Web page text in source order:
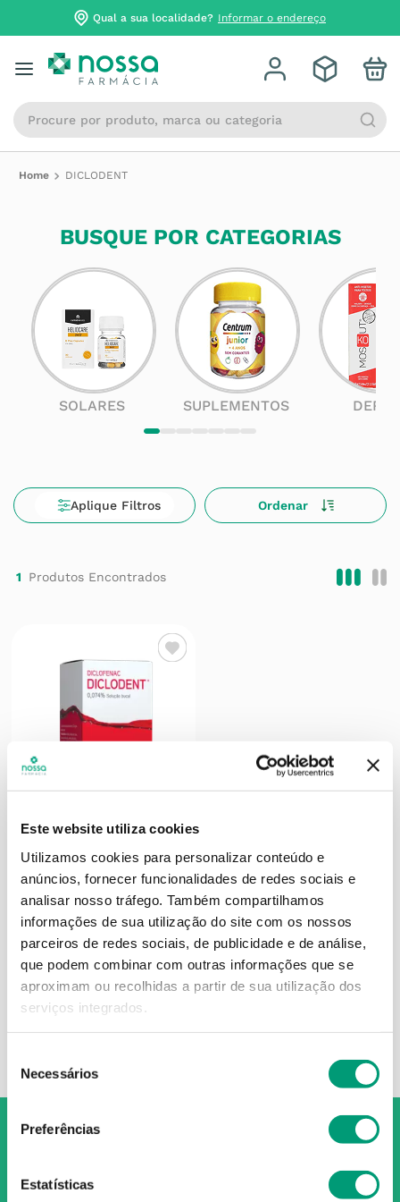
Este website utiliza cookies
Utilizamos cookies para personalizar conteúdo e
anúncios, fornecer funcionalidades de redes sociais e
analisar nosso tráfego. Também compartilhamos
informações de sua utilização do site com os nossos
parceiros de redes sociais, de publicidade e de análise,
que podem combinar com outras informações que se
aproximam ou recolhidas a partir de sua utilização dos
serviços integrados.
consentimento
Necessários
Preferências
Estatísticas
Qual a sua localidade? Informar o endereço
Procure por produto, marca ou categoria
DICLODENT
BUSQUE POR CATEGORIAS
SOLARES SUPLEMENTOS
1
DICLODENT
Diclodent 0.074% Solução
Bucal 0.74 Mg/ml
8, 32 €
ADICIONAR